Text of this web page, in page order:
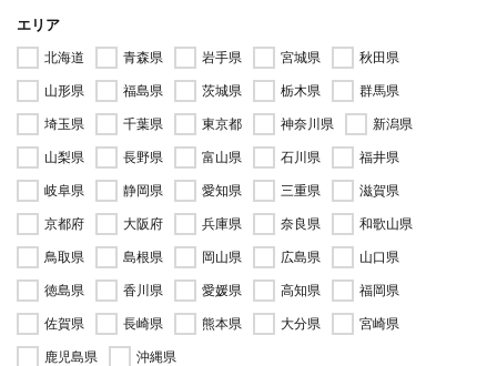
エリア
北海道 青森県 岩手県 宮城県
秋田県
山形県
福島県 茨城県 栃木県
群馬県
埼玉県
千葉県 東京都 神奈川県
新潟県
山梨県
長野県 富山県 石川県
福井県
岐阜県
静岡県 愛知県 三重県
滋賀県
京都府
大阪府 兵庫県 奈良県
和歌山県
鳥取県
島根県 岡山県 広島県
山口県
徳島県
香川県 愛媛県 高知県
福岡県
佐賀県
長崎県 熊本県 大分県
宮崎県
鹿児島県
沖縄県